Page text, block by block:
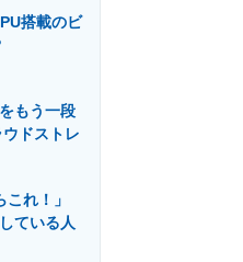
分かる
最前線
搭載のビ
もう一段
ドストレ
これ！」
ている人